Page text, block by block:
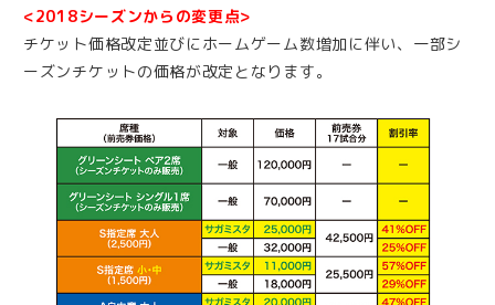
<2018シーズンからの変更点>
チケット価格改定並びにホームゲーム数増加に伴い、一部シ
ーズンチケットの価格が改定となります。